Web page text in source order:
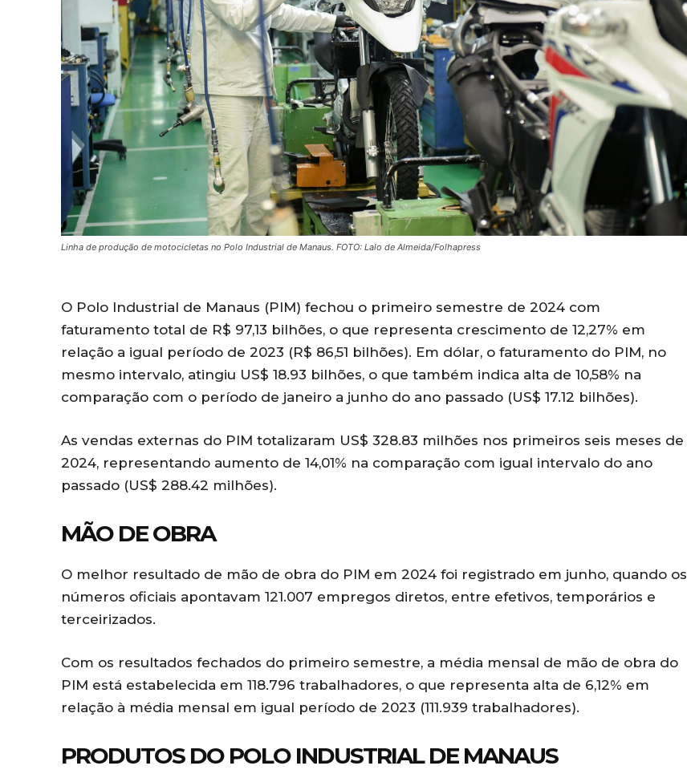
Linha de produção de motocicletas no Polo Industrial de Manaus. FOTO: Lalo de Almeida/Folhapress
O Polo Industrial de Manaus (PIM) fechou o primeiro semestre de 2024 com
faturamento total de R$ 97,13 bilhões, o que representa crescimento de 12,27% em
relação a igual período de 2023 (R$ 86,51 bilhões). Em dólar, o faturamento do PIM, no
mesmo intervalo, atingiu US$ 18.93 bilhões, o que também indica alta de 10,58% na
comparação com o período de janeiro a junho do ano passado (US$ 17.12 bilhões).
As vendas externas do PIM totalizaram US$ 328.83 milhões nos primeiros seis meses de
2024, representando aumento de 14,01% na comparação com igual intervalo do ano
passado (US$ 288.42 milhões).
MÃO DE OBRA
O melhor resultado de mão de obra do PIM em 2024 foi registrado em junho, quando os
números oficiais apontavam 121.007 empregos diretos, entre efetivos, temporários e
terceirizados.
Com os resultados fechados do primeiro semestre, a média mensal de mão de obra do
PIM está estabelecida em 118.796 trabalhadores, o que representa alta de 6,12% em
relação à média mensal em igual período de 2023 (111.939 trabalhadores).
PRODUTOS DO POLO INDUSTRIAL DE MANAUS